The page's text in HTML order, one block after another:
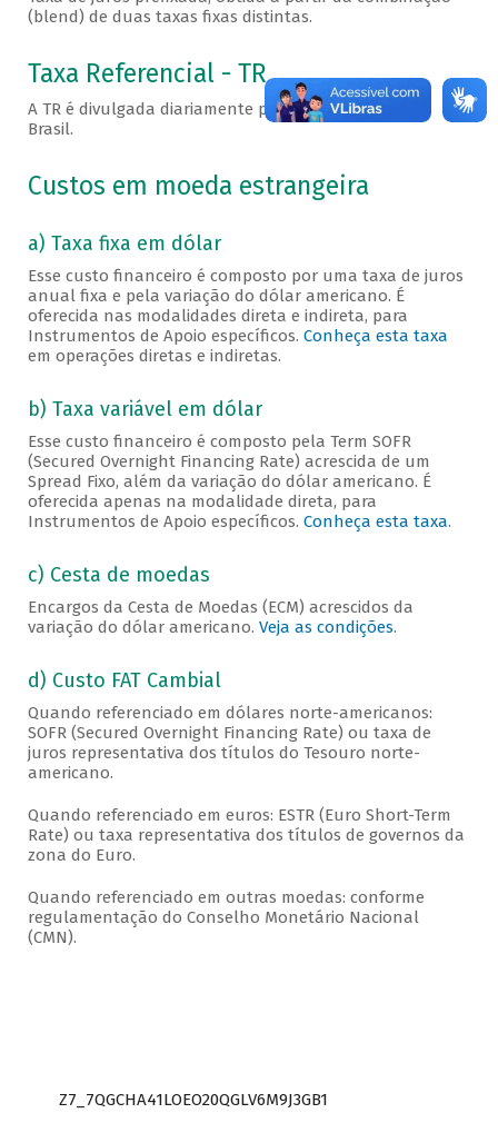
(blend) de duas taxas fixas distintas.
Taxa Referencial - TR
A TR é divulgada diariamente pelo Banco Central do
Brasil.
Custos em moeda estrangeira
a) Taxa fixa em dólar
Esse custo financeiro é composto por uma taxa de juros
anual fixa e pela variação do dólar americano. É
oferecida nas modalidades direta e indireta, para
Instrumentos de Apoio específicos. Conheça esta taxa
em operações diretas e indiretas.
b) Taxa variável em dólar
Esse custo financeiro é composto pela Term SOFR
(Secured Overnight Financing Rate) acrescida de um
Spread Fixo, além da variação do dólar americano. É
oferecida apenas na modalidade direta, para
Instrumentos de Apoio específicos. Conheça esta taxa.
c) Cesta de moedas
Encargos da Cesta de Moedas (ECM) acrescidos da
variação do dólar americano. Veja as condições.
d) Custo FAT Cambial
Quando referenciado em dólares norte-americanos:
SOFR (Secured Overnight Financing Rate) ou taxa de
juros representativa dos títulos do Tesouro norte-
americano.
Quando referenciado em euros: ESTR (Euro Short-Term
Rate) ou taxa representativa dos títulos de governos da
zona do Euro.
Quando referenciado em outras moedas: conforme
regulamentação do Conselho Monetário Nacional
(CMN).
Z7_7QGCHA41LOEO20QGLV6M9J3GB1